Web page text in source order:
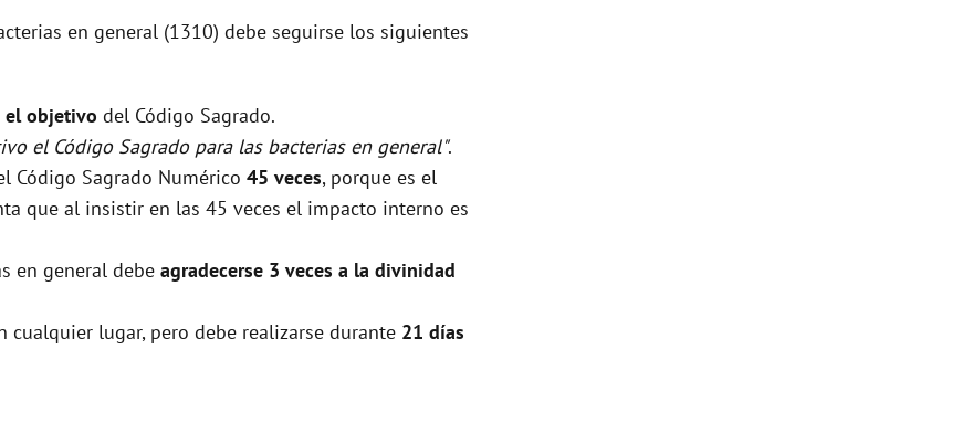
en general (1310) debe seguirse los siguientes
el objetivo del Código Sagrado.
el Código Sagrado para las bacterias en general".
Código Sagrado Numérico 45 veces, porque es el
que al insistir en las 45 veces el impacto interno es
en general debe agradecerse 3 veces a la divinidad
cualquier lugar, pero debe realizarse durante 21 días